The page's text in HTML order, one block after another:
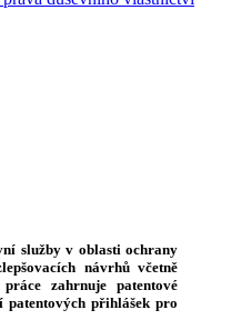
služby v oblasti ochrany
návrhů včetně
zahrnuje patentové
patentových přihlášek pro